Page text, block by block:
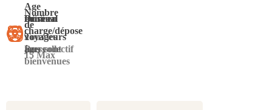
Durée
2
jours
Nombre
de
voyageurs
15 Max
Age
minimal
Tous les
âges sont
bienvenues
Prise en
charge/dépose
Bus collectif